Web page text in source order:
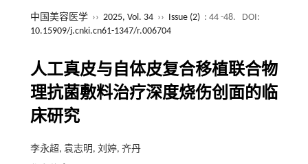
中国美容医学 ›› 2025, Vol. 34 ›› Issue (2) : 44 -48.
DOI:
10.15909/j.cnki.cn61-1347/r.006704
人工真皮与自体皮复合移植联合物
理抗菌敷料治疗深度烧伤创面的临
床研究
李永超, 袁志明, 刘婷, 齐丹